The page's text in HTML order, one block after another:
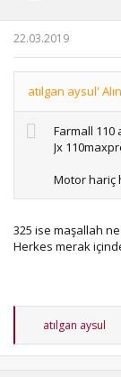
22.03.2019
atılgan aysul'
Farmall 110
Jx
Motor hariç
325 ise maşallah
Herkes merak
T
p
atılgan aysul